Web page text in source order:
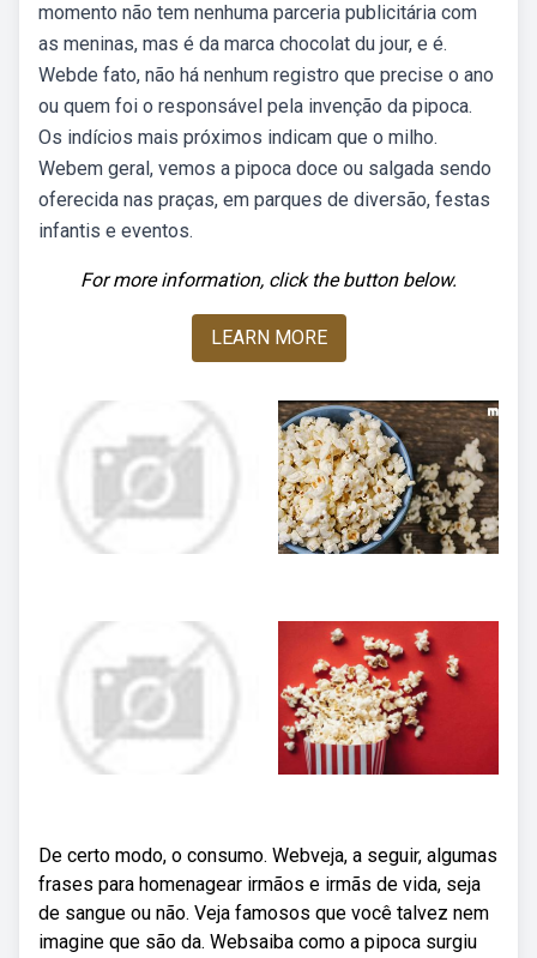
momento não tem nenhuma parceria publicitária com
as meninas, mas é da marca chocolat du jour, e é.
Webde fato, não há nenhum registro que precise o ano
ou quem foi o responsável pela invenção da pipoca.
Os indícios mais próximos indicam que o milho.
Webem geral, vemos a pipoca doce ou salgada sendo
oferecida nas praças, em parques de diversão, festas
infantis e eventos.
For more information, click the button below.
LEARN MORE
De certo modo, o consumo. Webveja, a seguir, algumas
frases para homenagear irmãos e irmãs de vida, seja
de sangue ou não. Veja famosos que você talvez nem
imagine que são da. Websaiba como a pipoca surgiu